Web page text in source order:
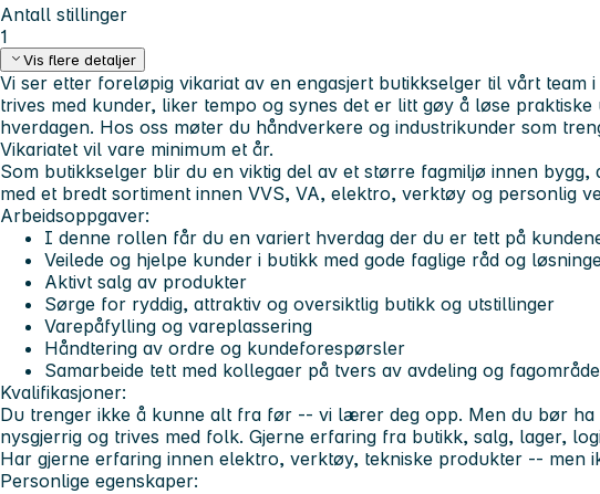
Antall stillinger
1
Vis flere detaljer
Vi ser etter foreløpig vikariat av en engasjert butikkselger til vårt team
trives med kunder, liker tempo og synes det er litt gøy å løse
hverdagen. Hos oss møter du håndverkere og industrikunder som
Vikariatet vil vare minimum et år.
Som butikkselger blir du en viktig del av et større fagmiljø innen bygg,
med et bredt sortiment innen VVS, VA, elektro, verktøy og personlig
Arbeidsoppgaver:
I denne rollen får du en variert hverdag der du er tett på
Veilede og hjelpe kunder i butikk med gode faglige råd og
Aktivt salg av produkter
Sørge for ryddig, attraktiv og oversiktlig butikk og utstillinger
Varepåfylling og vareplassering
Håndtering av ordre og kundeforespørsler
Samarbeide tett med kollegaer på tvers av avdeling og
Kvalifikasjoner:
Du trenger ikke å kunne alt fra før -- vi lærer deg opp. Men du bør
nysgjerrig og trives med folk. Gjerne erfaring fra butikk, salg, lager,
Har gjerne erfaring innen elektro, verktøy, tekniske produkter -- men
Personlige egenskaper: